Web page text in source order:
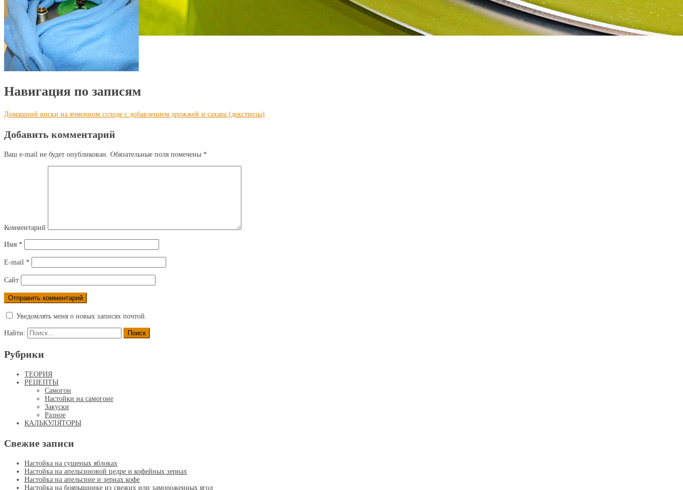
Навигация по записям
Домашний виски на ячменном солоде с добавлением дрожжей и сахара (декстрозы)
Добавить комментарий
Ваш e-mail не будет опубликован. Обязательные поля помечены *
Комментарий
Имя *
E-mail *
Сайт
Уведомлять меня о новых записях почтой.
Найти:
Рубрики
ТЕОРИЯ
РЕЦЕПТЫ
Самогон
Настойки на самогоне
Закуски
Разное
КАЛЬКУЛЯТОРЫ
Свежие записи
Настойка на сушеных яблоках
Настойка на апельсиновой цедре и кофейных зернах
Настойка на апельсине и зернах кофе
Настойка на боярышнике из свежих или замороженных ягод